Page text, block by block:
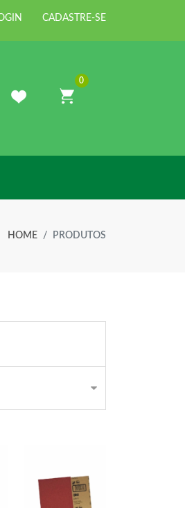
Materiais para
CADASTRE-SE
0
HOME PRODUTOS